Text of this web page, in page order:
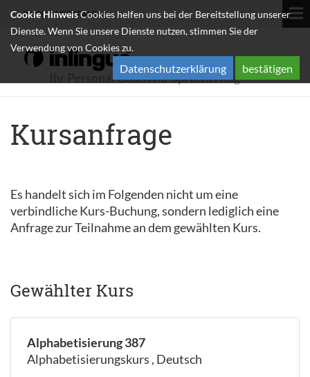
IN OSTWESTFALEN
Ihr Personal Coach für Spracherfolg
Kursanfrage
Es handelt sich im Folgenden nicht um eine
verbindliche Kurs-Buchung, sondern lediglich eine
Anfrage zur Teilnahme an dem gewählten Kurs.
Gewählter Kurs
Alphabetisierung 387
Alphabetisierungskurs , Deutsch
Cookie HinweisCookies helfen uns bei der Bereitstellung unserer
Dienste. Wenn Sie unsere Dienste nutzen, stimmen Sie der
Verwendung von Cookies zu.
Datenschutzerklärung bestätigen